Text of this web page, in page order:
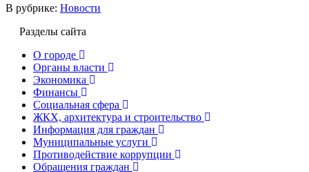
В рубрике: Новости
Разделы сайта
О городе
Органы власти
Экономика
Финансы
Социальная сфера
ЖКХ, архитектура и строительство
Информация для граждан
Муниципальные услуги
Противодействие коррупции
Обращения граждан